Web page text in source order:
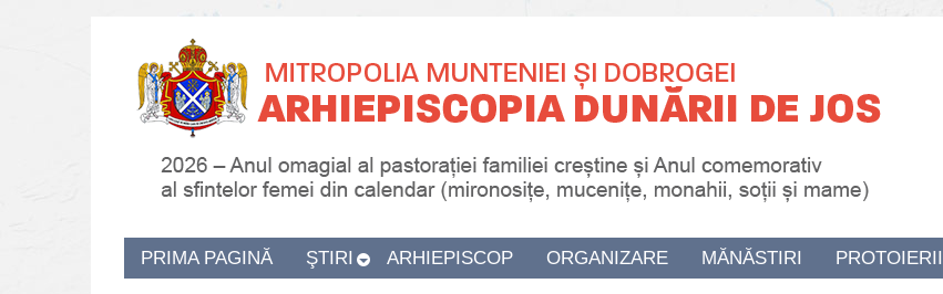
PRIMA PAGINĂ ŞTIRI ARHIEPISCOP ORGANIZARE MĂNĂSTIRI PROTOIERII